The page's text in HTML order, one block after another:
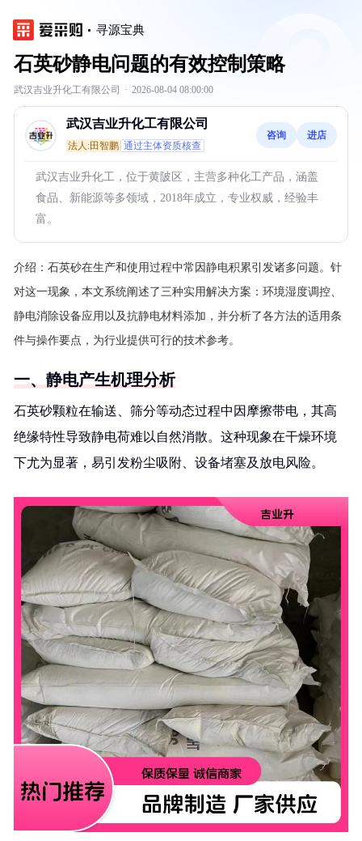
寻源宝典
石英砂静电问题的有效控制策略
武汉吉业升化工有限公司 · 2026-08-04 08:00:00
武汉吉业升化工有限公司
法人:田智鹏 通过主体资质核查
咨询 进店
武汉吉业升化工，位于黄陂区，主营多种化工产品，涵盖
食品、新能源等多领域，2018年成立，专业权威，经验丰
富。
介绍： 石英砂在生产和使用过程中常因静电积累引发诸多问题。针
对这一现象，本文系统阐述了三种实用解决方案：环境湿度调控、
静电消除设备应用以及抗静电材料添加，并分析了各方法的适用条
件与操作要点，为行业提供可行的技术参考。
一、静电产生机理分析
石英砂颗粒在输送、筛分等动态过程中因摩擦带电，其高
绝缘特性导致静电荷难以自然消散。这种现象在干燥环境
下尤为显著，易引发粉尘吸附、设备堵塞及放电风险。